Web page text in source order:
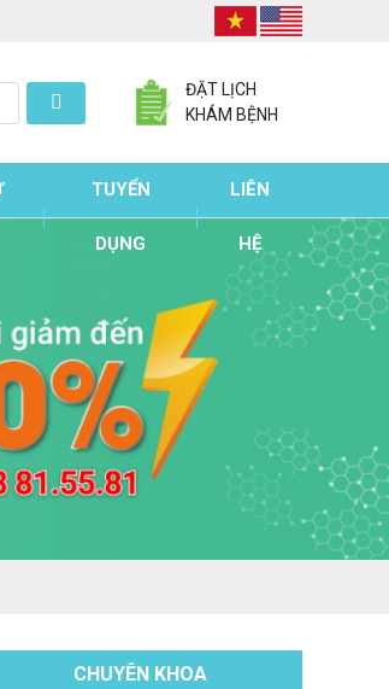
ĐẶT LỊCH
KHÁM BỆNH
TUYỂN
DỤNG
LIÊN
HỆ
CHUYÊN KHOA